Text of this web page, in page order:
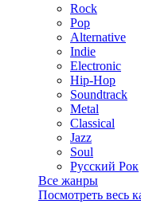
Rock
Pop
Alternative
Indie
Electronic
Hip-Hop
Soundtrack
Metal
Classical
Jazz
Soul
Русский Рок
Все жанры
Посмотреть весь